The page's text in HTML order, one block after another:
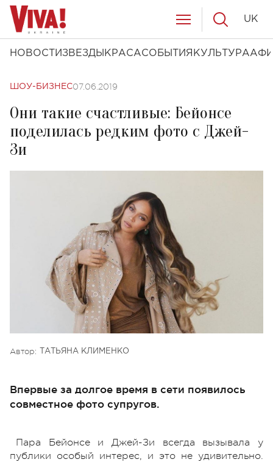
НОВОСТИ ЗВЕЗДЫ КРАСАСОБЫТИЯ КУЛЬТУРА
UK
ШОУ-БИЗНЕС07.06.2019
Они такие счастливые: Бейонсе
поделилась редким фото с Джей-
Зи
Автор: ТАТЬЯНА КЛИМЕНКО
Впервые за долгое время в сети появилось
совместное фото супругов.
Пара Бейонсе и Джей-Зи всегда вызывала у
публики особый интерес, и это не удивительно.